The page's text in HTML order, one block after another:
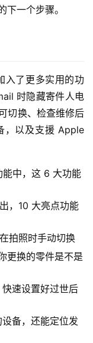
一个步骤。
入了更多实用的功
时隐藏寄件人电
切换、检查维修后
，以及支援 Apple
能中，这 6 大功能
，10 大亮点功能
拍照时手动切换
更换的零件是不是
速设置好过世后
备，还能定位发